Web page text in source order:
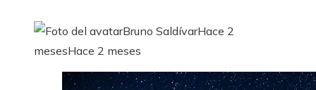
Bruno SaldívarHace 2
mesesHace 2 meses